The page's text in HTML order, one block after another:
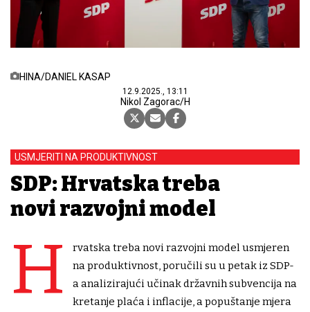
HINA/DANIEL KASAP
12.9.2025., 13:11
Nikol Zagorac/H
USMJERITI NA PRODUKTIVNOST
SDP: Hrvatska treba
novi razvojni model
H
rvatska treba novi razvojni model usmjeren
na produktivnost, poručili su u petak iz SDP-
a analizirajući učinak državnih subvencija na
kretanje plaća i inflacije, a popuštanje mjera